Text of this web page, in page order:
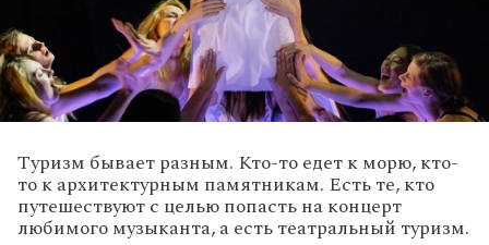
Туризм бывает разным. Кто-то едет к морю, кто-
то к архитектурным памятникам. Есть те, кто
путешествуют с целью попасть на концерт
любимого музыканта, а есть театральный туризм.